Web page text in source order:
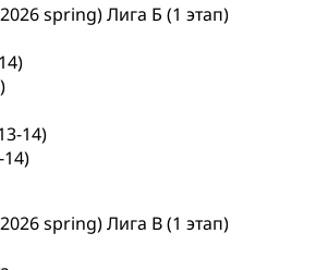
spring) Лига Б (1 этап)
spring) Лига В (1 этап)